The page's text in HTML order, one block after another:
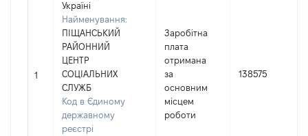
1
Україні
Найменування:
ПІЩАНСЬКИЙ
РАЙОННИЙ
ЦЕНТР
СОЦІАЛЬНИХ
СЛУЖБ
Код в Єдиному
державному
реєстрі
Заробітна
плата
отримана
за
основним
місцем
роботи
138575